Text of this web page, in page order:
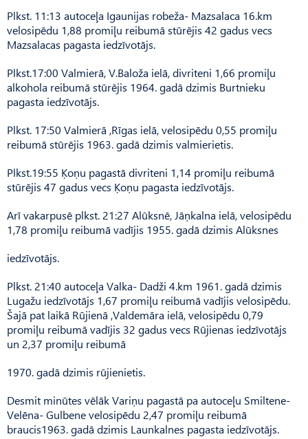
Plkst. 11:13 autoceļa Igaunijas robeža- Mazsalaca 16.km
velosipēdu 1,88 promiļu reibumā stūrējis 42 gadus vecs
Mazsalacas pagasta iedzīvotājs.
Plkst.17:00 Valmierā, V.Baloža ielā, divriteni 1,66 promiļu
alkohola reibumā stūrējis 1964. gadā dzimis Burtnieku
pagasta iedzīvotājs.
Plkst. 17:50 Valmierā ,Rīgas ielā, velosipēdu 0,55 promiļu
reibumā stūrējis 1963. gadā dzimis valmierietis.
Plkst.19:55 Ķoņu pagastā divriteni 1,14 promiļu reibumā
stūrējis 47 gadus vecs Ķoņu pagasta iedzīvotājs.
Arī vakarpusē plkst. 21:27 Alūksnē, Jāņkalna ielā, velosipēdu
1,78 promiļu reibumā vadījis 1955. gadā dzimis Alūksnes
iedzīvotājs.
Plkst. 21:40 autoceļa Valka- Dadži 4.km 1961. gadā dzimis
Lugažu iedzīvotājs 1,67 promiļu reibumā vadījis velosipēdu.
Šajā pat laikā Rūjienā ,Valdemāra ielā, velosipēdu 0,79
promiļu reibumā vadījis 32 gadus vecs Rūjienas iedzīvotājs
un 2,37 promiļu reibumā
1970. gadā dzimis rūjienietis.
Desmit minūtes vēlāk Variņu pagastā pa autoceļu Smiltene-
Velēna- Gulbene velosipēdu 2,47 promiļu reibumā
braucis1963. gadā dzimis Launkalnes pagasta iedzīvotājs.